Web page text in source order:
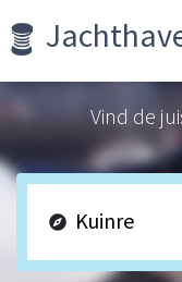
Vind de